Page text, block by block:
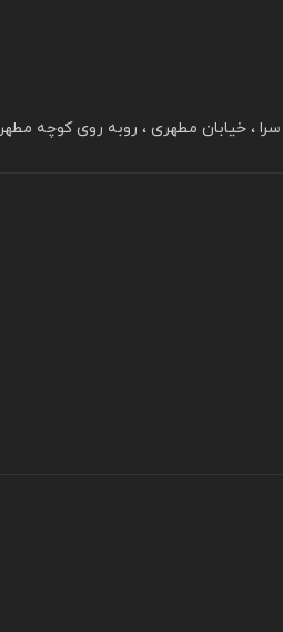
، خیابان مطهری ، روبه روی کوچه مطهر ۲